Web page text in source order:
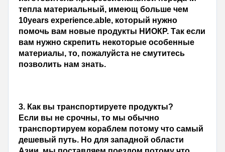
тепла материальный, имеющ больше чем
10years experience.able, который нужно
помочь вам новые продукты НИОКР. Так если
вам нужно скрепить некоторые особенные
материалы, то, пожалуйста не смутитесь
позволить нам знать.
3. Как вы транспортируете продукты?
Если вы не срочны, то мы обычно
транспортируем кораблем потому что самый
дешевый путь. Но для западной области